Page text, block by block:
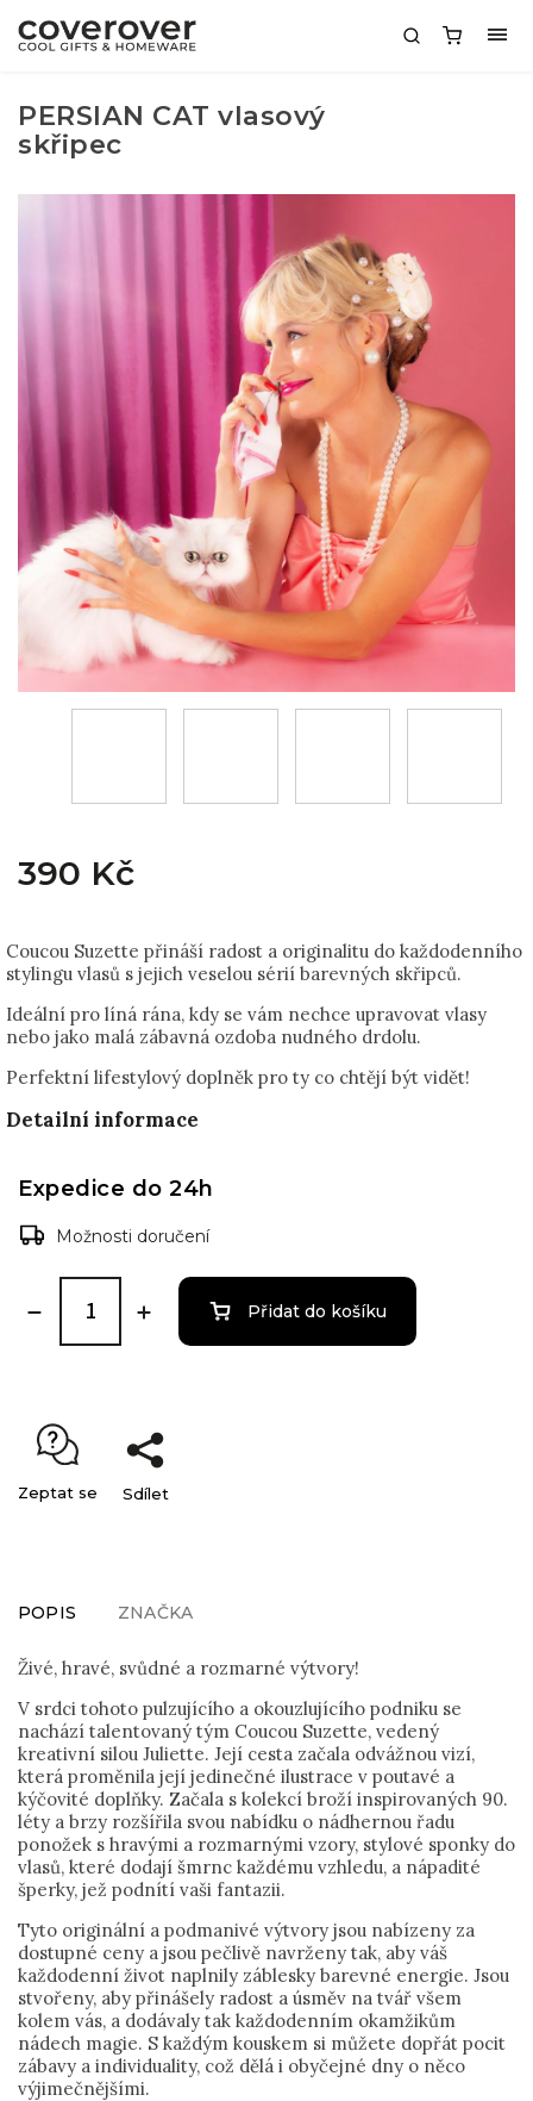
PERSIAN CAT vlasový
skřipec
390 Kč
Coucou Suzette přináší radost a originalitu do každodenního
stylingu vlasů s jejich veselou sérií barevných skřipců.
Ideální pro líná rána, kdy se vám nechce upravovat vlasy
nebo jako malá zábavná ozdoba nudného drdolu.
Perfektní lifestylový doplněk pro ty co chtějí být vidět!
Detailní informace
Expedice do 24h
Možnosti doručení
Přidat do košíku
Zeptat se Sdílet
POPIS ZNAČKA
Živé, hravé, svůdné a rozmarné výtvory!
V srdci tohoto pulzujícího a okouzlujícího podniku se
nachází talentovaný tým Coucou Suzette, vedený
kreativní silou Juliette. Její cesta začala odvážnou vizí,
která proměnila její jedinečné ilustrace v poutavé a
kýčovité doplňky. Začala s kolekcí broží inspirovaných 90.
léty a brzy rozšířila svou nabídku o nádhernou řadu
ponožek s hravými a rozmarnými vzory, stylové sponky do
vlasů, které dodají šmrnc každému vzhledu, a nápadité
šperky, jež podnítí vaši fantazii.
Tyto originální a podmanivé výtvory jsou nabízeny za
dostupné ceny a jsou pečlivě navrženy tak, aby váš
každodenní život naplnily záblesky barevné energie. Jsou
stvořeny, aby přinášely radost a úsměv na tvář všem
kolem vás, a dodávaly tak každodenním okamžikům
nádech magie. S každým kouskem si můžete dopřát pocit
zábavy a individuality, což dělá i obyčejné dny o něco
výjimečnějšími.